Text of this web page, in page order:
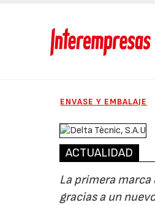
ENVASE Y EMBALAJE
ACTUALIDAD
La primera
gracias a un